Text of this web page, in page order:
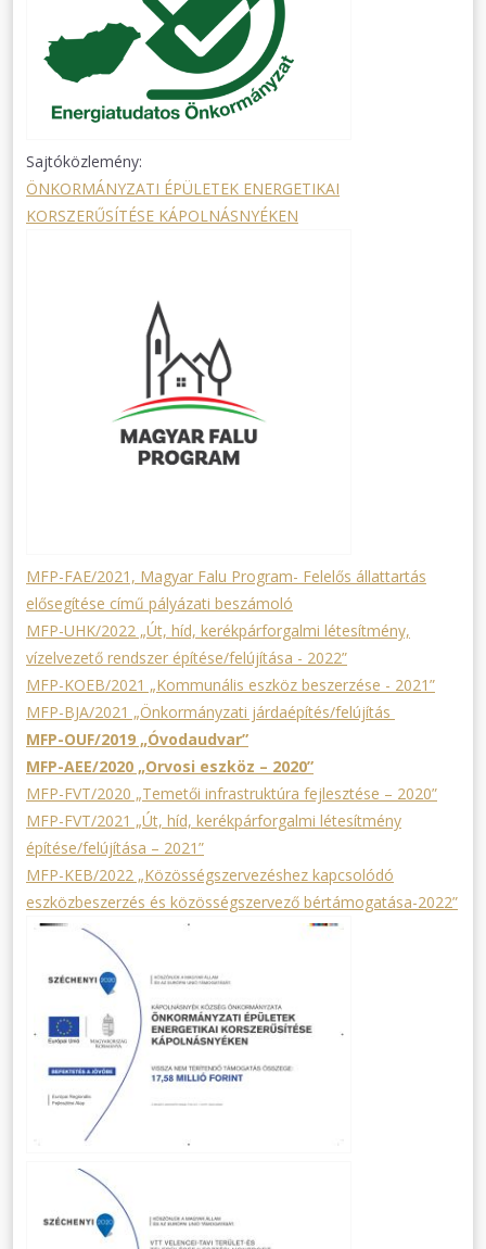
Sajtóközlemény:
ÖNKORMÁNYZATI ÉPÜLETEK ENERGETIKAI
KORSZERŰSÍTÉSE KÁPOLNÁSNYÉKEN
MFP-FAE/2021, Magyar Falu Program- Felelős állattartás
elősegítése című pályázati beszámoló
MFP-UHK/2022 „Út, híd, kerékpárforgalmi létesítmény,
vízelvezető rendszer építése/felújítása - 2022”
MFP-KOEB/2021 „Kommunális eszköz beszerzése - 2021”
MFP-BJA/2021 „Önkormányzati járdaépítés/felújítás
MFP-OUF/2019 „Óvodaudvar”
MFP-AEE/2020 „Orvosi eszköz – 2020”
MFP-FVT/2020 „Temetői infrastruktúra fejlesztése – 2020”
MFP-FVT/2021 „Út, híd, kerékpárforgalmi létesítmény
építése/felújítása – 2021”
MFP-KEB/2022 „Közösségszervezéshez kapcsolódó
eszközbeszerzés és közösségszervező bértámogatása-2022”